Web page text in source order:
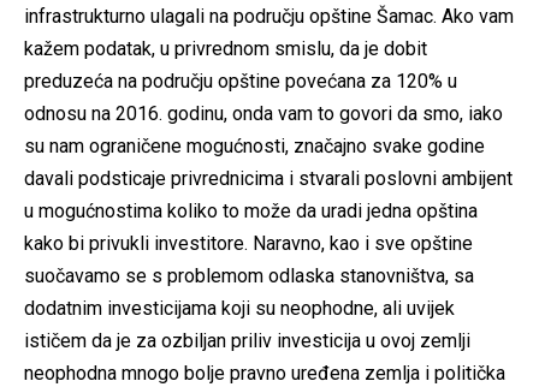
infrastrukturno ulagali na području opštine Šamac. Ako vam
kažem podatak, u privrednom smislu, da je dobit
preduzeća na području opštine povećana za 120% u
odnosu na 2016. godinu, onda vam to govori da smo, iako
su nam ograničene mogućnosti, značajno svake godine
davali podsticaje privrednicima i stvarali poslovni ambijent
u mogućnostima koliko to može da uradi jedna opština
kako bi privukli investitore. Naravno, kao i sve opštine
suočavamo se s problemom odlaska stanovništva, sa
dodatnim investicijama koji su neophodne, ali uvijek
ističem da je za ozbiljan priliv investicija u ovoj zemlji
neophodna mnogo bolje pravno uređena zemlja i politička